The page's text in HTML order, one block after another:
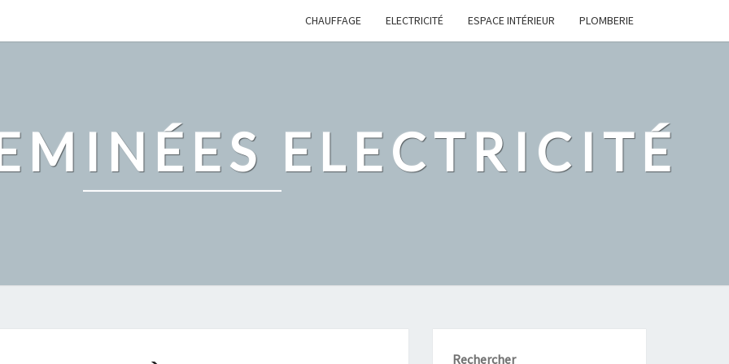
CHAUFFAGE ELECTRICITÉ ESPACE INTÉRIEUR PLOMBERIE
ELECTRICITÉ
Rechercher